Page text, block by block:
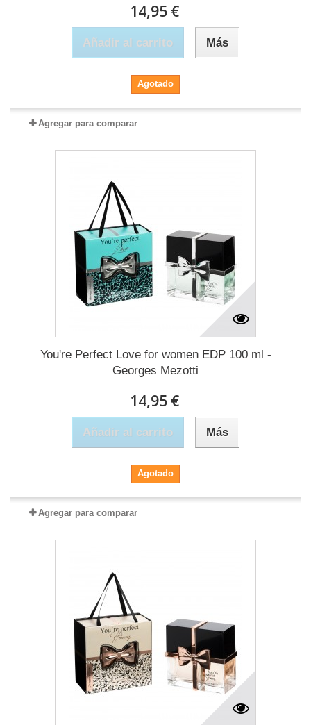
14,95 €
Añadir al carrito Más
Agotado
Agregar para comparar
You're Perfect Love for women EDP 100 ml -
Georges Mezotti
14,95 €
Añadir al carrito Más
Agotado
Agregar para comparar